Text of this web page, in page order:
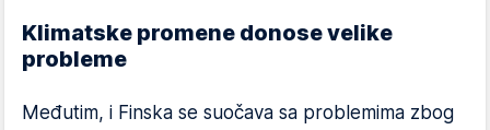
Klimatske promene donose velike
probleme
Međutim, i Finska se suočava sa problemima zbog